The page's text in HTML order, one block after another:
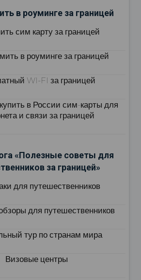
в роуминге за границей
сим карту за границей
в роуминге за границей
WI-FI за границей
купить в России сим-карты для
и связи за границей
«Полезные советы для
за границей»
для путешественников
для путешественников
тур по странам мира
Визовые центры